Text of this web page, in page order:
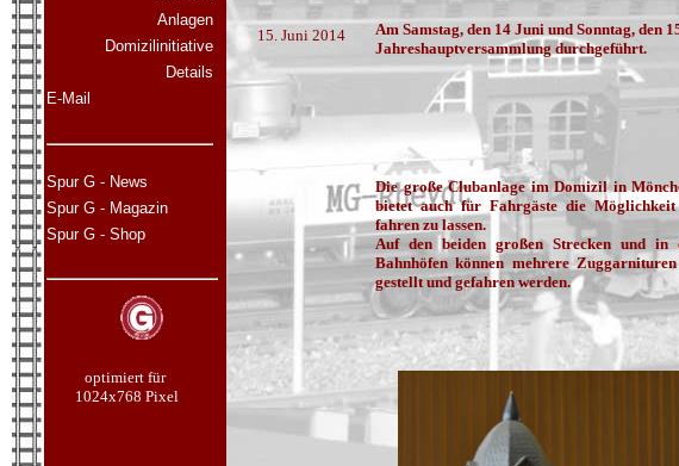
Anlagen
Domizilinitiative
Details
E-Mail
Spur G - News
Spur G - Magazin
Spur G - Shop
optimiert für
1024x768 Pixel
15. Juni 2014
Am Samstag, den 14 Juni und Sonntag,
Jahreshauptversammlung durchgeführt.
Die große Clubanlage im Domizil in
bietet auch für Fahrgäste die Möglichkeit
fahren zu lassen.
Auf den beiden großen Strecken und in
Bahnhöfen können mehrere Zuggarnituren
gestellt und gefahren werden.